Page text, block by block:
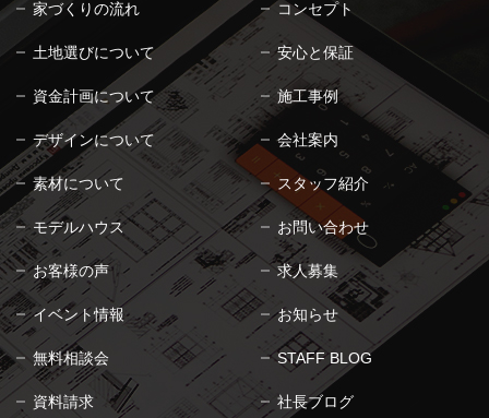
家づくりの流れ
土地選びについて
資金計画について
デザインについて
素材について
コンセプト
安心と保証
施工事例
会社案内
スタッフ紹介
モデルハウス
お客様の声
イベント情報
無料相談会
資料請求
お問い合わせ
求人募集
お知らせ
STAFF BLOG
社長ブログ